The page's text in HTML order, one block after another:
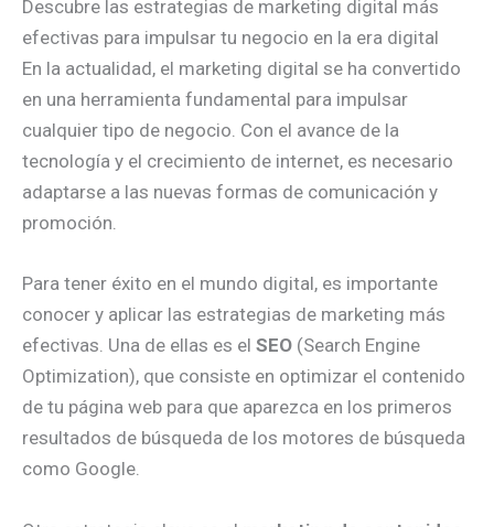
Descubre las estrategias de marketing digital más
efectivas para impulsar tu negocio en la era digital
En la actualidad, el marketing digital se ha convertido
en una herramienta fundamental para impulsar
cualquier tipo de negocio. Con el avance de la
tecnología y el crecimiento de internet, es necesario
adaptarse a las nuevas formas de comunicación y
promoción.
Para tener éxito en el mundo digital, es importante
conocer y aplicar las estrategias de marketing más
efectivas. Una de ellas es el SEO (Search Engine
Optimization), que consiste en optimizar el contenido
de tu página web para que aparezca en los primeros
resultados de búsqueda de los motores de búsqueda
como Google.